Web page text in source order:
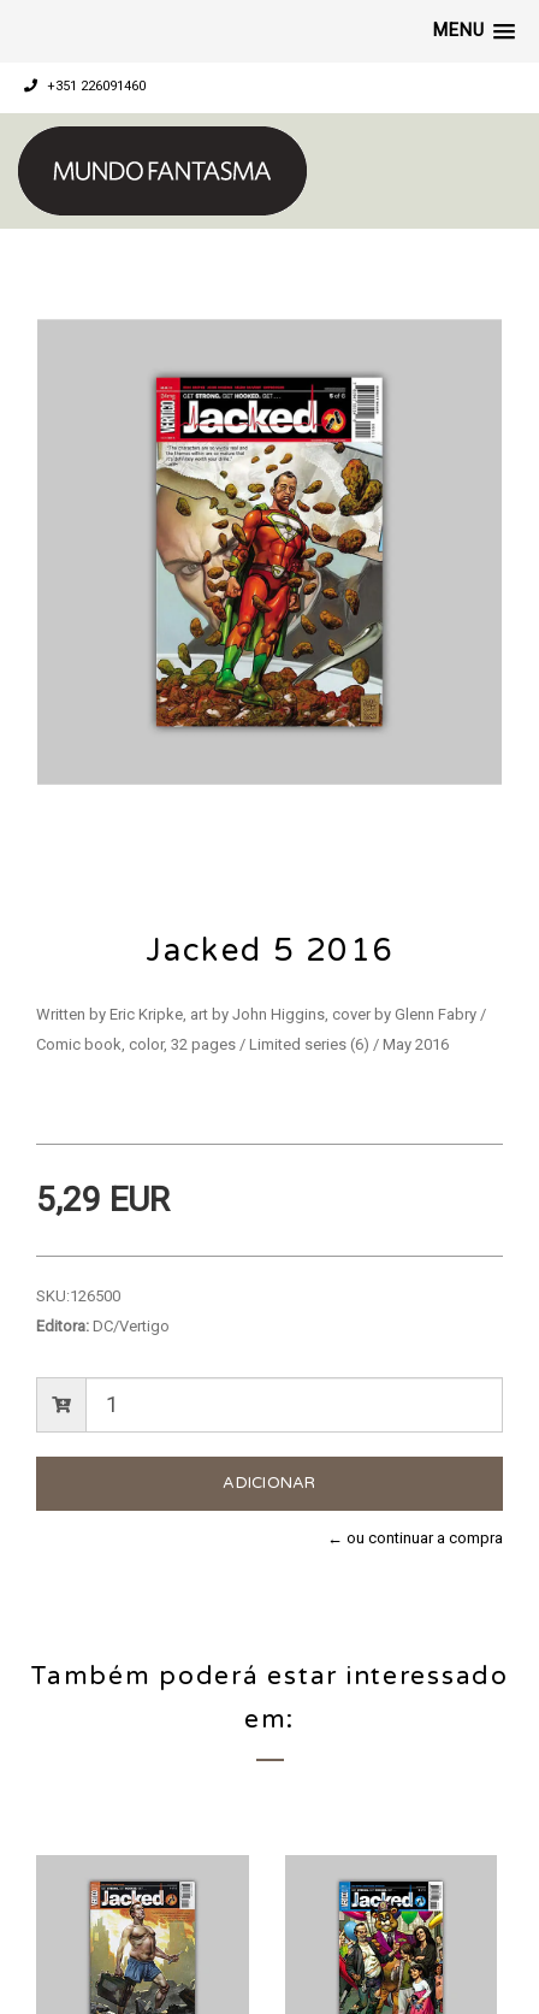
MENU
+351 226091460
Jacked 5 2016
Written by Eric Kripke, art by John Higgins, cover by Glenn Fabry /
Comic book, color, 32 pages / Limited series (6) / May 2016
5,29 EUR
SKU:126500
Editora: DC/Vertigo
← ou continuar a compra
Também poderá estar interessado
em: